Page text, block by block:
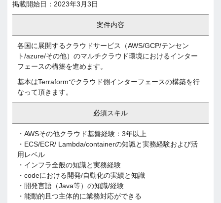
掲載開始日：2023年3月3日
案件内容
各国に展開するクラウドサービス（AWS/GCP/テンセン
ト/azure/その他）のマルチクラウド環境におけるインター
フェースの構築を進めます。
基本はTerraformでクラウド側インターフェースの構築を行
なって頂きます。
必須スキル
・AWSその他クラウド基盤経験：3年以上
・ECS/ECR/ Lambda/containerの知識と実務経験および活
用レベル
・インフラ全般の知識と実務経験
・codeにおける開発/自動化の実績と知識
・開発言語（Java等）の知識/経験
・能動的且つ主体的に業務対応ができる